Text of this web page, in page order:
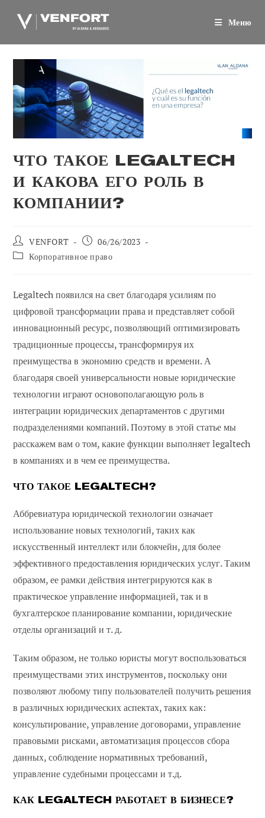
Меню
ЧТО ТАКОЕ LEGALTECH
И КАКОВА ЕГО РОЛЬ В
КОМПАНИИ?
Автор
сообщения:
VENFORT
Сообщение
06/26/2023
Категория
Корпоративное право
Legaltech появился на свет благодаря усилиям по
цифровой трансформации права и представляет собой
инновационный ресурс, позволяющий оптимизировать
традиционные процессы, трансформируя их
преимущества в экономию средств и времени. А
благодаря своей универсальности новые юридические
технологии играют основополагающую роль в
интеграции юридических департаментов с другими
подразделениями компаний. Поэтому в этой статье мы
расскажем вам о том, какие функции выполняет legaltech
в компаниях и в чем ее преимущества.
ЧТО ТАКОЕ LEGALTECH?
Аббревиатура юридической технологии означает
использование новых технологий, таких как
искусственный интеллект или блокчейн, для более
эффективного предоставления юридических услуг. Таким
образом, ее рамки действия интегрируются как в
практическое управление информацией, так и в
бухгалтерское планирование компании, юридические
отделы организаций и т. д.
Таким образом, не только юристы могут воспользоваться
преимуществами этих инструментов, поскольку они
позволяют любому типу пользователей получить решения
в различных юридических аспектах, таких как:
консультирование, управление договорами, управление
правовыми рисками, автоматизация процессов сбора
данных, соблюдение нормативных требований,
управление судебными процессами и т.д.
КАК LEGALTECH РАБОТАЕТ В БИЗНЕСЕ?